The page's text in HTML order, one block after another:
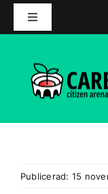
Växla
navigering
Projektet
Publicerad: 15